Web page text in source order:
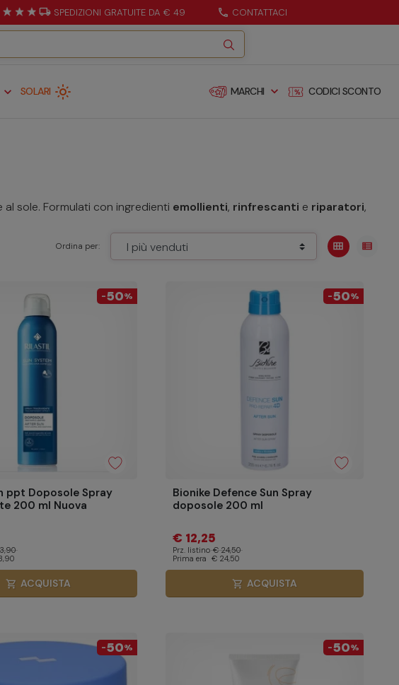
local_shipping SPEDIZIONI GRATUITE DA € 49 call CONTATTACI
expand_more MARCHI expand_more CODICI SCONTO
SOLARI light_mode
sole. Formulati con ingredienti emollienti, rinfrescanti e riparatori,
Ordina per: view_module view_list
-50%
ppt Doposole Spray
200 ml Nuova
shopping_cart ACQUISTA
-50%
Bionike Defence Sun Spray
doposole 200 ml
€ 12,25
Prz. listino € 24,50
Prima era € 24,50
shopping_cart ACQUISTA
-50% -50%